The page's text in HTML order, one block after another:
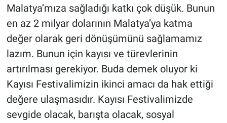
Malatya’mıza sağladığı katkı çok düşük. Bunun
en az 2 milyar dolarının Malatya’ya katma
değer olarak geri dönüşümünü sağlamamız
lazım. Bunun için kayısı ve türevlerinin
artırılması gerekiyor. Buda demek oluyor ki
Kayısı Festivalimizin ikinci amacı da hak ettiği
değere ulaşmasıdır. Kayısı Festivalimizde
sevgide olacak, barışta olacak, sosyal